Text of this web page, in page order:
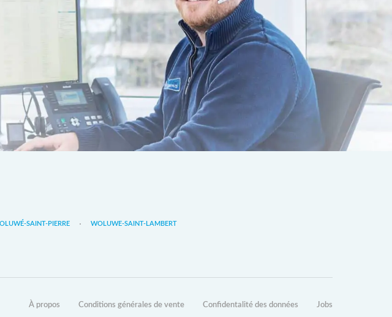
SAINT-PIERRE WOLUWE-SAINT-LAMBERT
À propos Conditions générales de vente Confidentalité des données Jobs